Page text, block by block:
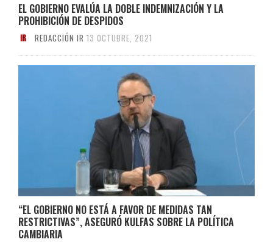
EL GOBIERNO EVALÚA LA DOBLE INDEMNIZACIÓN Y LA
PROHIBICIÓN DE DESPIDOS
REDACCIÓN IR 13 OCTUBRE, 2021
“EL GOBIERNO NO ESTÁ A FAVOR DE MEDIDAS TAN
RESTRICTIVAS”, ASEGURÓ KULFAS SOBRE LA POLÍTICA
CAMBIARIA